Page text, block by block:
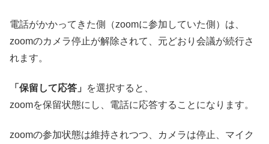
電話がかかってきた側（zoomに参加していた側）は、
zoomのカメラ停止が解除されて、元どおり会議が続行さ
れます。
「保留して応答」
を選択すると、
zoomを保留状態にし、電話に応答することになります。
zoomの参加状態は維持されつつ、カメラは停止、マイク